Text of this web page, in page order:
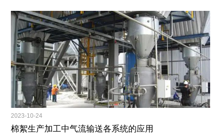
2023-10-24
棉絮生产加工中气流输送各系统的应用